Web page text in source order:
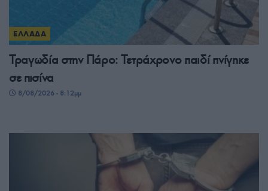
ΕΛΛΑΔΑ
Τραγωδία στην Πάρο: Τετράχρονο παιδί πνίγηκε
σε πισίνα
8/08/2026 - 8:12μμ